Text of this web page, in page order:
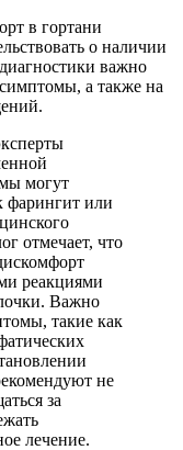
в гортани
о наличии
важно
а также на
могут
фарингит или
отмечает, что
реакциями
Важно
такие как
не
за
лечение.